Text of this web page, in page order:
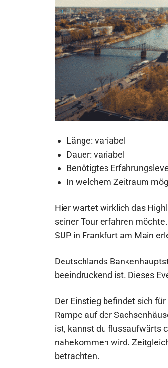
Länge: variabel
Dauer: variabel
Benötigtes
In welchem Zeitraum
Hier wartet wirklich das
seiner Tour erfahren
SUP in Frankfurt am Main
Deutschlands
beeindruckend ist. Dieses
Der Einstieg befindet sich
Rampe auf der
ist, kannst du flussaufwärts
nahekommen wird.
betrachten.